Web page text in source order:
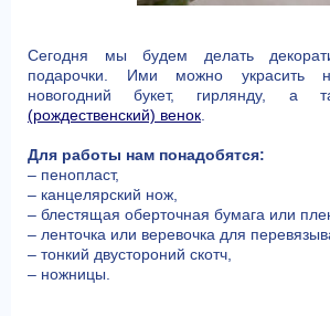
Сегодня мы будем делать
подарочки. Ими можно украсить
новогодний букет, гирлянду, а
(рождественский) венок
Для работы нам понадобятся:
– пенопласт,
– канцелярский нож,
– блестящая оберточная бумага или
– ленточка или веревочка для
– тонкий двустороний скотч,
– ножницы.